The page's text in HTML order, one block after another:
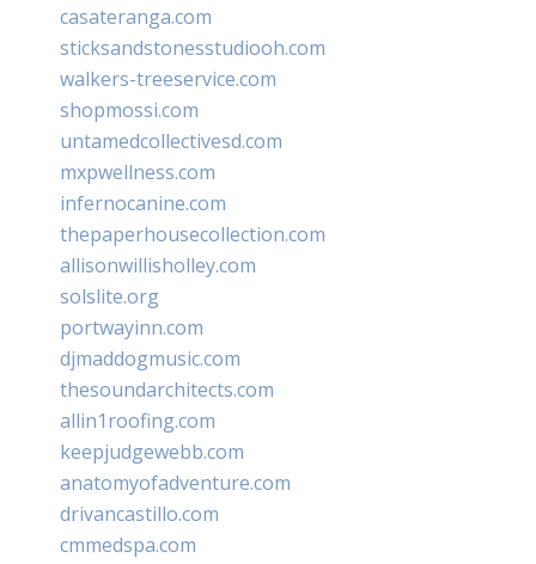
casateranga.com
sticksandstonesstudiooh.com
walkers-treeservice.com
shopmossi.com
untamedcollectivesd.com
mxpwellness.com
infernocanine.com
thepaperhousecollection.com
allisonwillisholley.com
solslite.org
portwayinn.com
djmaddogmusic.com
thesoundarchitects.com
allin1roofing.com
keepjudgewebb.com
anatomyofadventure.com
drivancastillo.com
cmmedspa.com